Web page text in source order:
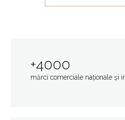
+4000
mărci comerciale naționale și